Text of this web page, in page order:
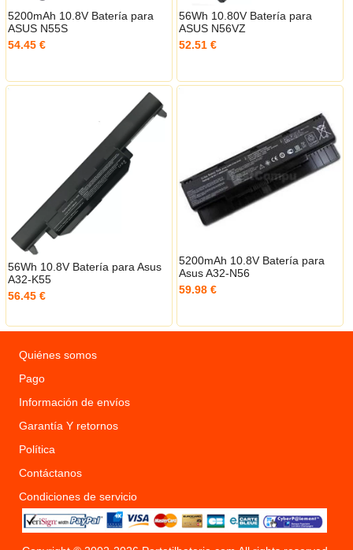
5200mAh 10.8V Batería para
ASUS N55S
54.45 €
56Wh 10.80V Batería para
ASUS N56VZ
52.51 €
56Wh 10.8V Batería para Asus
A32-K55
56.45 €
5200mAh 10.8V Batería para
Asus A32-N56
59.98 €
Quiénes somos
Pago
Información de envíos
Garantía Y retornos
Política
Contáctanos
Condiciones de servicio